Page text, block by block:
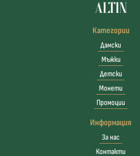
Категории
Дамски
Мъжки
Детски
Монети
Промоции
Информация
За нас
Контакти